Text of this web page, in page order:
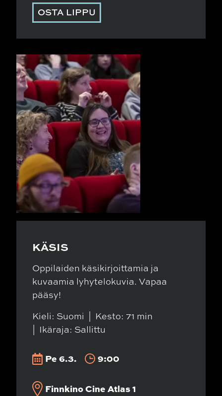
OSTA LIPPU
KÄSIS
Oppilaiden käsikirjoittamia ja
kuvaamia lyhytelokuvia. Vapaa
pääsy!
Kieli: Suomi
Kesto: 71 min
Ikäraja: Sallittu
Pe 6.3. 9:00
Finnkino Cine Atlas 1